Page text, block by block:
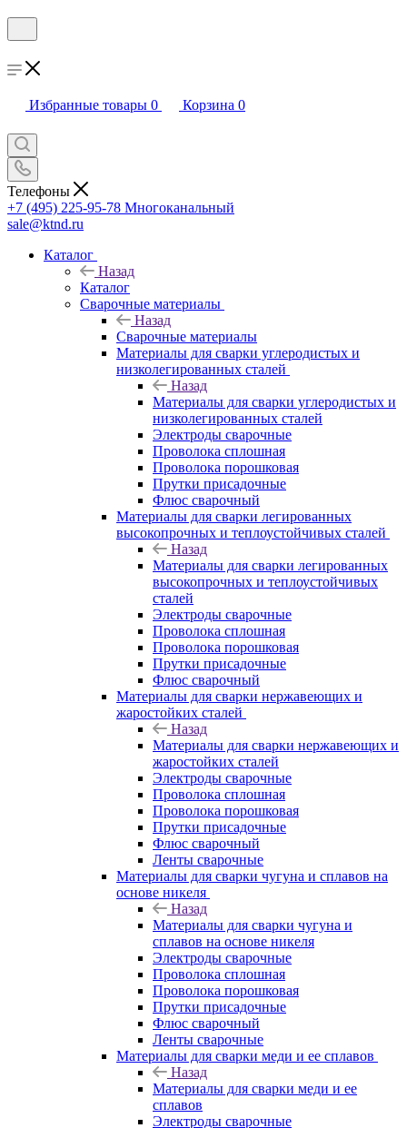
Избранные товары 0 Корзина 0
Телефоны
+7 (495) 225-95-78 Многоканальный
sale@ktnd.ru
Каталог
Назад
Каталог
Сварочные материалы
Назад
Сварочные материалы
Материалы для сварки углеродистых и
низколегированных сталей
Назад
Материалы для сварки углеродистых и
низколегированных сталей
Электроды сварочные
Проволока сплошная
Проволока порошковая
Прутки присадочные
Флюс сварочный
Материалы для сварки легированных
высокопрочных и теплоустойчивых сталей
Назад
Материалы для сварки легированных
высокопрочных и теплоустойчивых
сталей
Электроды сварочные
Проволока сплошная
Проволока порошковая
Прутки присадочные
Флюс сварочный
Материалы для сварки нержавеющих и
жаростойких сталей
Назад
Материалы для сварки нержавеющих и
жаростойких сталей
Электроды сварочные
Проволока сплошная
Проволока порошковая
Прутки присадочные
Флюс сварочный
Ленты сварочные
Материалы для сварки чугуна и сплавов на
основе никеля
Назад
Материалы для сварки чугуна и
сплавов на основе никеля
Электроды сварочные
Проволока сплошная
Проволока порошковая
Прутки присадочные
Флюс сварочный
Ленты сварочные
Материалы для сварки меди и ее сплавов
Назад
Материалы для сварки меди и ее
сплавов
Электроды сварочные